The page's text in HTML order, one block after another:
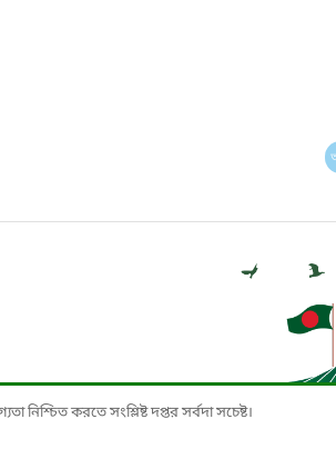
নিশ্চিত করতে সংশ্লিষ্ট দপ্তর সর্বদা সচেষ্ট।